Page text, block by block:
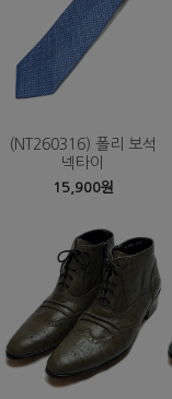
(NT260316) 폴리 보석
넥타이
15,900원